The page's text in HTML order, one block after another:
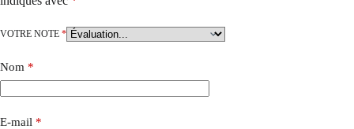
VOTRE NOTE *
Nom *
E-mail *